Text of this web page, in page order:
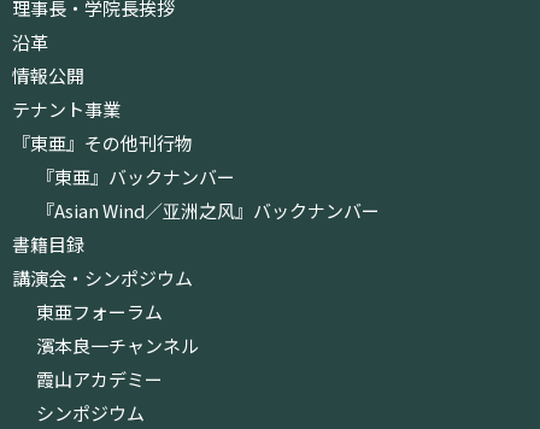
理事長・学院長挨拶
沿革
情報公開
テナント事業
『東亜』その他刊行物
『東亜』バックナンバー
『Asian Wind／亚洲之风』バックナンバー
書籍目録
講演会・シンポジウム
東亜フォーラム
濱本良一チャンネル
霞山アカデミー
シンポジウム